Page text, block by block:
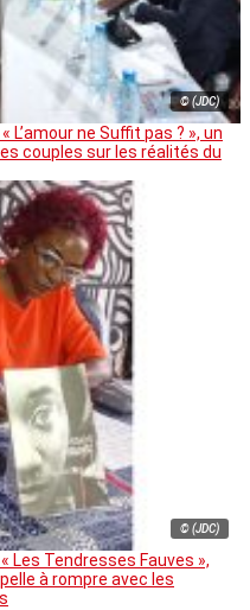
© (JDC)
L’amour ne Suffit pas ? », un
couples sur les réalités du
© (JDC)
Les Tendresses Fauves »,
à rompre avec les